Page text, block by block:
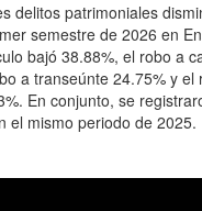
delitos patrimoniales
semestre de 2026 en
bajó 38.88%, el robo a
a transeúnte 24.75% y el
En conjunto, se
el mismo periodo de 2025.